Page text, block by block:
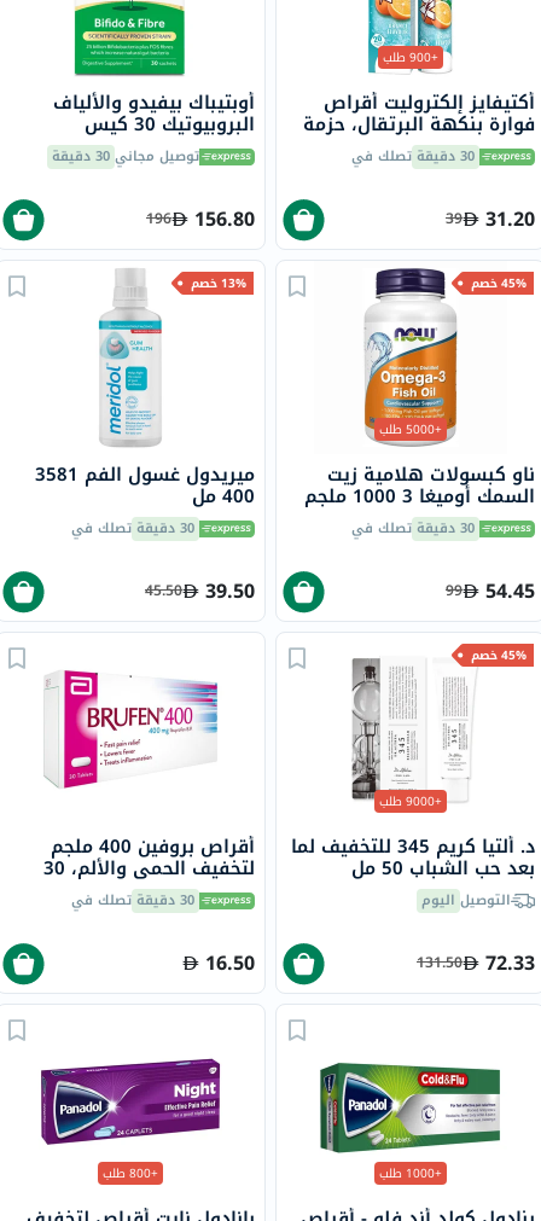
+900 طلب
أكتيفايز إلكتروليت أقراص
فوارة بنكهة البرتقال، حزمة
من 20 30 دقيقة تصلك في
31.20
39
أوبتيباك بيفيدو والألياف
البروبيوتيك 30 كيس
توصيل مجاني30 دقيقة
156.80
196
45% خصم
+5000 طلب
ناو كبسولات هلامية زيت
السمك أوميغا 3 1000 ملجم
180 EPA / 120 DHA حزمة من
100 30 دقيقة تصلك في
54.45
99
13% خصم
ميريدول غسول الفم 3581
400 مل
30 دقيقة تصلك في
39.50
45.50
45% خصم
+9000 طلب
د. ألتيا كريم 345 للتخفيف لما
بعد حب الشباب 50 مل
التوصيل اليوم
72.33
131.50
أقراص بروفين 400 ملجم
لتخفيف الحمى والألم، 30
حفاضة30 دقيقة تصلك في
16.50
+1000 طلب +800 طلب